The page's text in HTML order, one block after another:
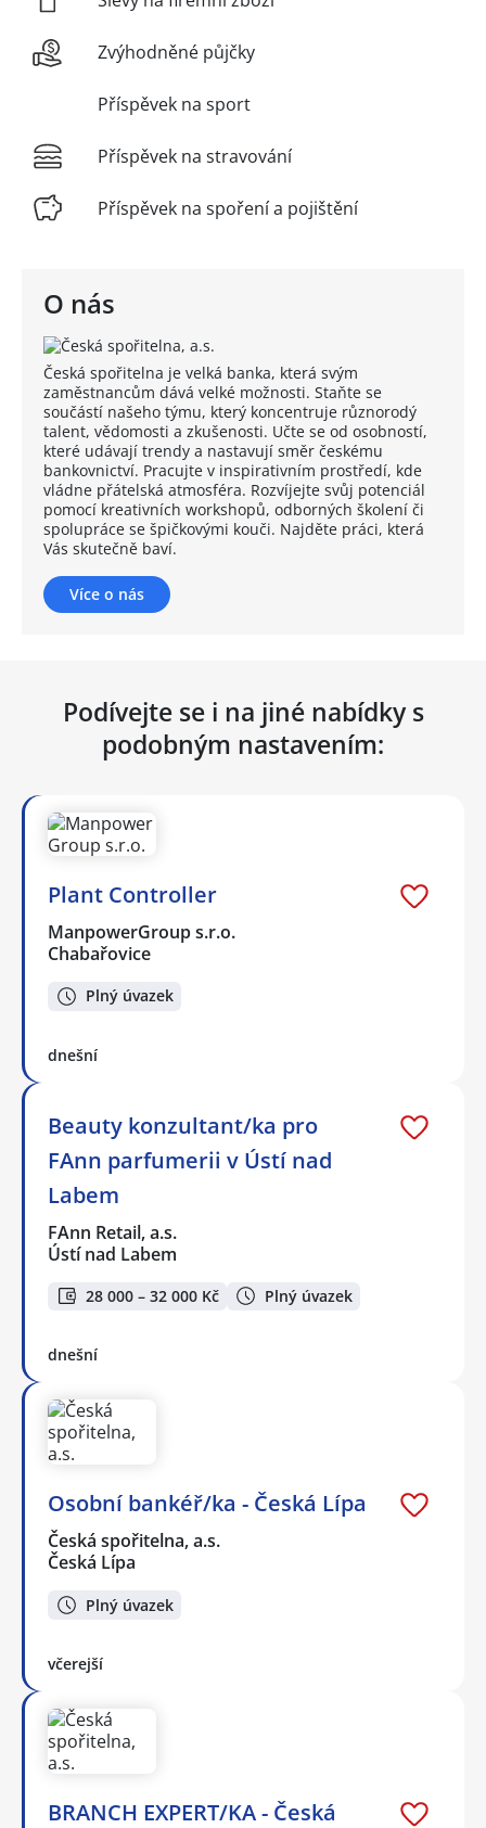
O nás
Česká spořitelna je velká banka, která svým
zaměstnancům dává velké možnosti. Staňte se
součástí našeho týmu, který koncentruje různorodý
talent, vědomosti a zkušenosti. Učte se od osobností,
které udávají trendy a nastavují směr českému
bankovnictví. Pracujte v inspirativním prostředí, kde
vládne přátelská atmosféra. Rozvíjejte svůj potenciál
pomocí kreativních workshopů, odborných školení či
spolupráce se špičkovými kouči. Najděte práci, která
Vás skutečně baví.
Více o nás
Zvýhodněné půjčky
Příspěvek na sport
Příspěvek na stravování
Příspěvek na spoření a pojištění
Podívejte se i na jiné nabídky s
podobným nastavením:
Plant Controller
ManpowerGroup s.r.o.
Chabařovice
Plný úvazek
dnešní
Beauty konzultant/ka pro
FAnn parfumerii v Ústí nad
Labem
FAnn Retail, a.s.
Ústí nad Labem
28 000 – 32 000 Kč Plný úvazek
dnešní
Osobní bankéř/ka - Česká Lípa
Česká spořitelna, a.s.
Česká Lípa
Plný úvazek
včerejší
BRANCH EXPERT/KA - Česká